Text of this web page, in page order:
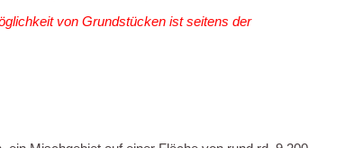
von Grundstücken ist seitens der